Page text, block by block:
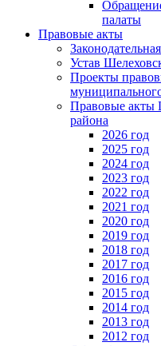
палаты
Правовые акты
Устав
Проекты
Правовые акты
района
2026 год
2025 год
2024 год
2023 год
2022 год
2021 год
2020 год
2019 год
2018 год
2017 год
2016 год
2015 год
2014 год
2013 год
2012 год